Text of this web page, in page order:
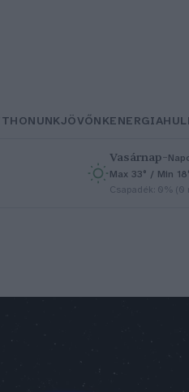
JÖVŐNKENERGIA
Vasárnap–
Max 33° / Min
Csapadék: 0% (0